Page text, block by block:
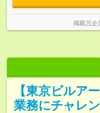
掲載元企
【東京ビルア
業務にチャレ